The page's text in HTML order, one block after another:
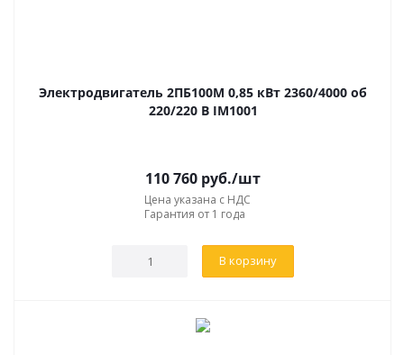
Электродвигатель 2ПБ100М 0,85 кВт 2360/4000 об
220/220 В IM1001
110 760 руб./шт
Цена указана с НДС
Гарантия от 1 года
В корзину